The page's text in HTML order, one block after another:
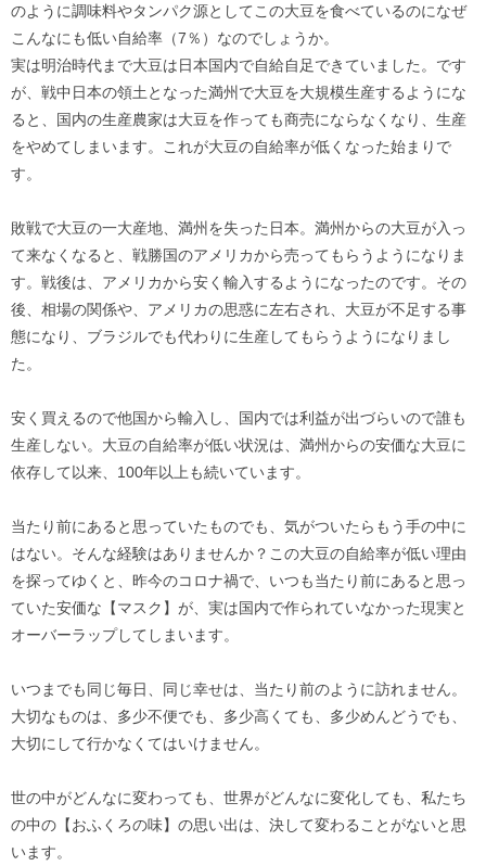
のように調味料やタンパク源としてこの大豆を食べているのになぜ
こんなにも低い自給率（7％）なのでしょうか。
実は明治時代まで大豆は日本国内で自給自足できていました。です
が、戦中日本の領土となった満州で大豆を大規模生産するようにな
ると、国内の生産農家は大豆を作っても商売にならなくなり、生産
をやめてしまいます。これが大豆の自給率が低くなった始まりで
す。
敗戦で大豆の一大産地、満州を失った日本。満州からの大豆が入っ
て来なくなると、戦勝国のアメリカから売ってもらうようになりま
す。戦後は、アメリカから安く輸入するようになったのです。その
後、相場の関係や、アメリカの思惑に左右され、大豆が不足する事
態になり、ブラジルでも代わりに生産してもらうようになりまし
た。
安く買えるので他国から輸入し、国内では利益が出づらいので誰も
生産しない。大豆の自給率が低い状況は、満州からの安価な大豆に
依存して以来、100年以上も続いています。
当たり前にあると思っていたものでも、気がついたらもう手の中に
はない。そんな経験はありませんか？この大豆の自給率が低い理由
を探ってゆくと、昨今のコロナ禍で、いつも当たり前にあると思っ
ていた安価な【マスク】が、実は国内で作られていなかった現実と
オーバーラップしてしまいます。
いつまでも同じ毎日、同じ幸せは、当たり前のように訪れません。
大切なものは、多少不便でも、多少高くても、多少めんどうでも、
大切にして行かなくてはいけません。
世の中がどんなに変わっても、世界がどんなに変化しても、私たち
の中の【おふくろの味】の思い出は、決して変わることがないと思
います。